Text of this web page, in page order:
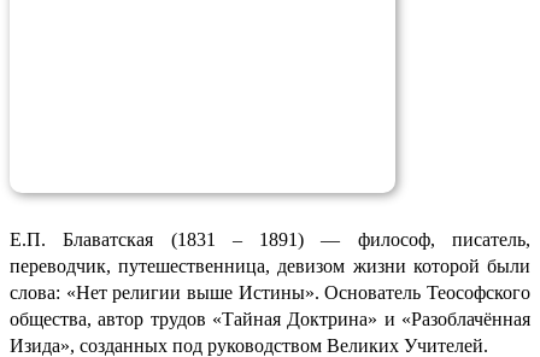
Е.П. Блаватская (1831 – 1891) — философ, писатель,
переводчик, путешественница, девизом жизни которой были
слова: «Нет религии выше Истины». Основатель Теософского
общества, автор трудов «Тайная Доктрина» и «Разоблачённая
Изида», созданных под руководством Великих Учителей.